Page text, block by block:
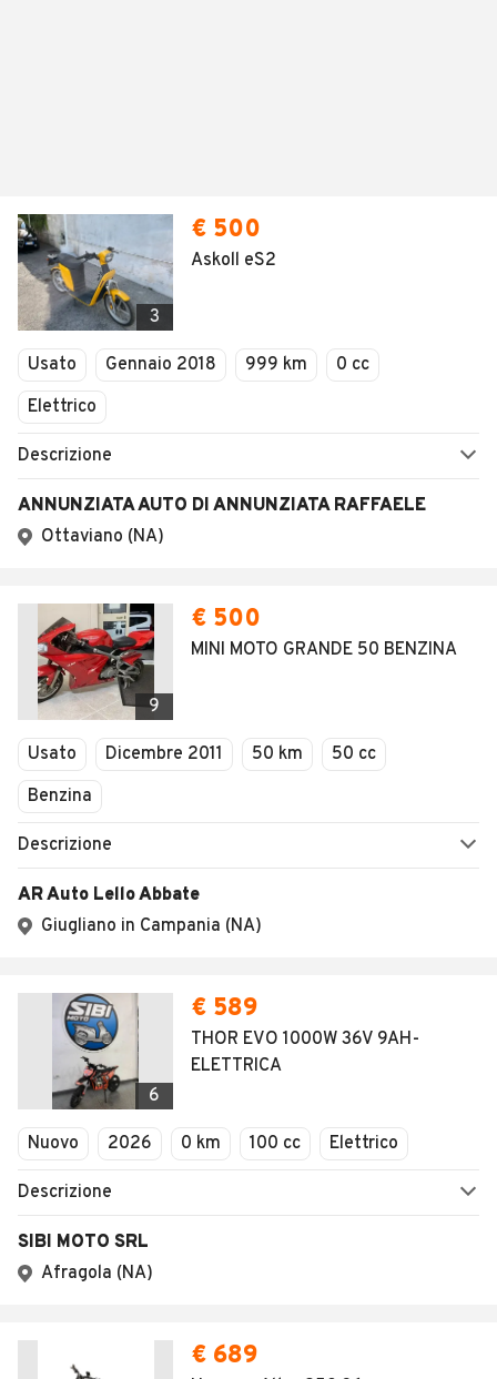
3
€ 500
Askoll eS2
Usato Gennaio 2018 999 km
0 cc
Elettrico
Descrizione
ANNUNZIATA AUTO DI ANNUNZIATA RAFFAELE
Ottaviano (NA)
9
€ 500
MINI MOTO GRANDE 50 BENZINA
Usato Dicembre 2011 50 km
50 cc
Benzina
Descrizione
AR Auto Lello Abbate
Giugliano in Campania (NA)
6
€ 589
THOR EVO 1000W 36V 9AH-
ELETTRICA
Nuovo 2026 0 km 100 cc Elettrico
Descrizione
SIBI MOTO SRL
Afragola (NA)
€ 689